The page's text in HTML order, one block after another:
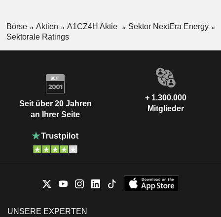
Börse Aktien A1CZ4H Aktie
Sektor NextEra Energy
Sektorale Ratings
Seit über 20 Jahren
an Ihrer Seite
+ 1.300.000
Mitglieder
UNSERE EXPERTEN